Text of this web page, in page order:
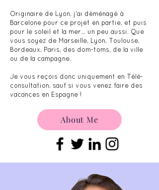
Originaire de Lyon, j'ai déménagé à
Barcelone pour ce projet en partie, et puis
pour le soleil et la mer... un peu aussi. Que
vous soyez de Marseille, Lyon, Toulouse,
Bordeaux, Paris, des dom-toms, de la ville
ou de la campagne.
Je vous reçois donc uniquement en Télé-
consultation, sauf si vous venez faire des
vacances en Espagne !
About Me